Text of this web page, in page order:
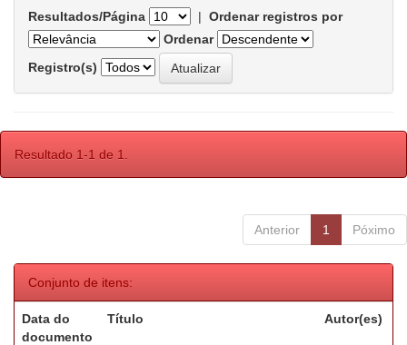
Resultados/Página | Ordenar registros por
Ordenar
Registro(s)
Resultado 1-1 de 1.
Anterior 1 Póximo
Conjunto de itens:
Data do
documento
Título Autor(es)